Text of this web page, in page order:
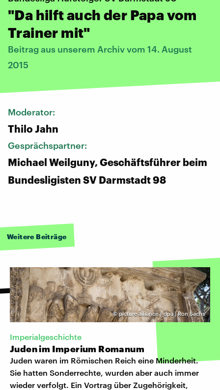
"Da hilft auch der Papa vom
Trainer mit"
Beitrag aus unserem Archiv vom 14. August
2015
Moderator:
Thilo Jahn
Gesprächspartner:
Michael Weilguny, Geschäftsführer beim
Bundesligisten SV Darmstadt 98
Weitere Beiträge
©picture alliance / dpa | Ron Sachs
Imperialgeschichte
Juden im Imperium Romanum
Juden waren im Römischen Reich eine Minderheit.
Sie hatten Sonderrechte, wurden aber auch immer
wieder verfolgt. Ein Vortrag über Zugehörigkeit,